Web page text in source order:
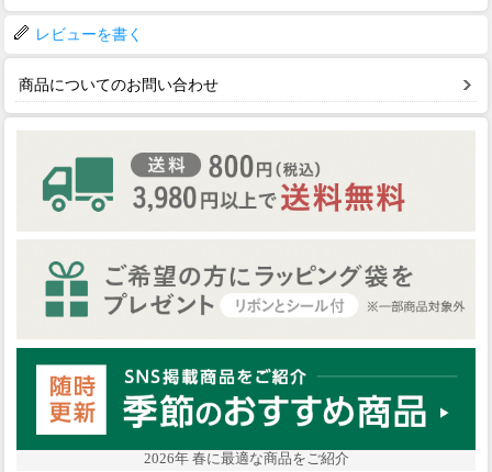
レビューを書く
商品についてのお問い合わせ